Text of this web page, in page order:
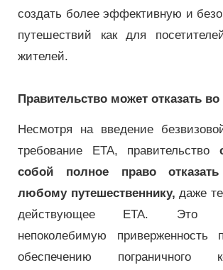
создать более эффективную и
путешествий как для
жителей.
Правительство может отказать
Несмотря на введение
требование ETA, правительство
собой полное право
любому путешественнику, даже
действующее ETA. Это
непоколебимую приверженность
обеспечению пограничного